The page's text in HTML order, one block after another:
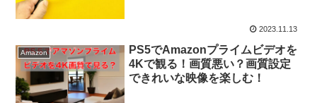
2023.11.13
Amazon
PS5でAmazonプライムビデオを
4Kで観る！画質悪い？画質設定
できれいな映像を楽しむ！